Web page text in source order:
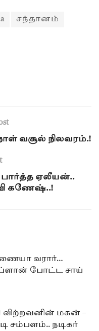
சந்தானம்
வசூல் நிலவரம்.!
ஏலீயன்..
கணேஷ்..!
வரார்…
போட்ட சாய்
விற்றவனின் மகன் –
சம்பளம்.. நடிகர்